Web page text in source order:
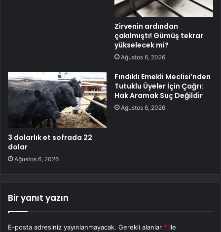
Zirvenin ardından
çakılmıştı! Gümüş tekrar
yükselecek mi?
Ağustos 6, 2026
3 dolarlık et sofrada 22
dolar
Ağustos 6, 2026
Fındıklı Emekli Meclisi’nden
Tutuklu Üyeler İçin Çağrı:
Hak Aramak Suç Değildir
Ağustos 6, 2026
Bir yanıt yazın
E-posta adresiniz yayınlanmayacak. Gerekli alanlar * ile